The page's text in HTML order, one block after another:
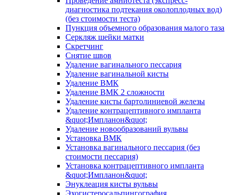
диагностика подтекания околоплодных вод)
(без стоимости теста)
Пункция объемного образования малого таза
Серкляж шейки матки
Скретчинг
Снятие швов
Удаление вагинального пессария
Удаление вагинальной кисты
Удаление ВМК
Удаление ВМК 2 сложности
Удаление кисты бартолиниевой железы
Удаление контрацептивного импланта
&quot;Импланон&quot;
Удаление новообразований вульвы
Установка ВМК
Установка вагинального пессария (без
стоимости пессария)
Установка контрацептивного импланта
&quot;Импланон&quot;
Энуклеация кисты вульвы
Эхогистеросальпингография